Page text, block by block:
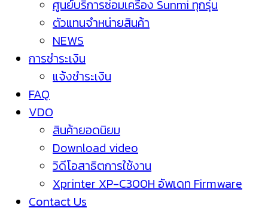
ศูนย์บริการซ่อมเครื่อง Sunmi ทุกรุ่น
ตัวแทนจำหน่ายสินค้า
NEWS
การชำระเงิน
แจ้งชำระเงิน
FAQ
VDO
สินค้ายอดนิยม
Download video
วิดีโอสาธิตการใช้งาน
Xprinter XP-C300H อัพเดท Firmware
Contact Us